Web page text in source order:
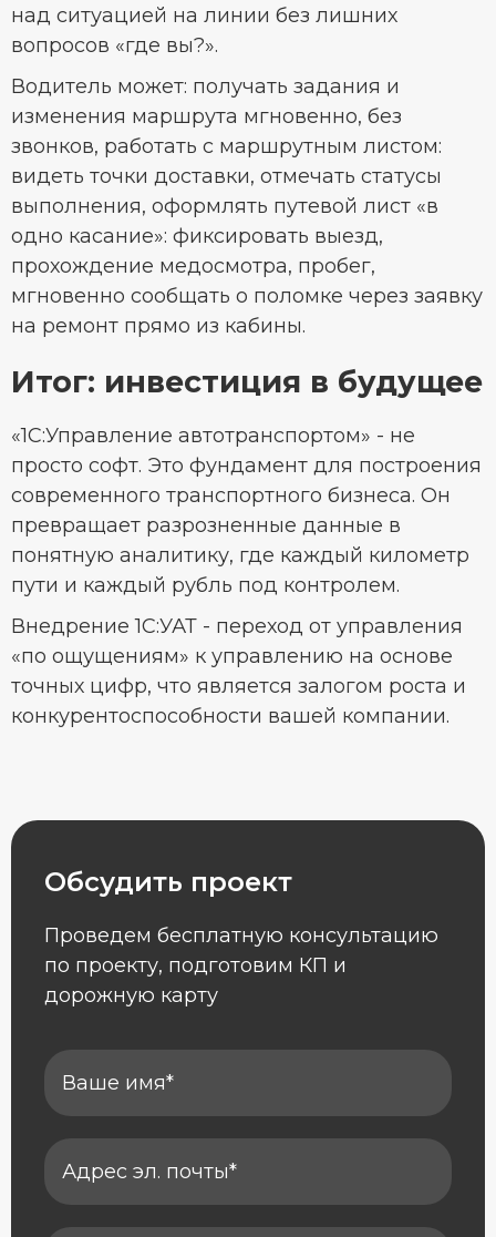
над ситуацией на линии без лишних
вопросов «где вы?».
Водитель может: получать задания и
изменения маршрута мгновенно, без
звонков, работать с маршрутным листом:
видеть точки доставки, отмечать статусы
выполнения, оформлять путевой лист «в
одно касание»: фиксировать выезд,
прохождение медосмотра, пробег,
мгновенно сообщать о поломке через заявку
на ремонт прямо из кабины.
Итог: инвестиция в будущее
«1С:Управление автотранспортом» - не
просто софт. Это фундамент для построения
современного транспортного бизнеса. Он
превращает разрозненные данные в
понятную аналитику, где каждый километр
пути и каждый рубль под контролем.
Внедрение 1С:УАТ - переход от управления
«по ощущениям» к управлению на основе
точных цифр, что является залогом роста и
конкурентоспособности вашей компании.
Обсудить проект
Проведем бесплатную консультацию
по проекту, подготовим КП и
дорожную карту